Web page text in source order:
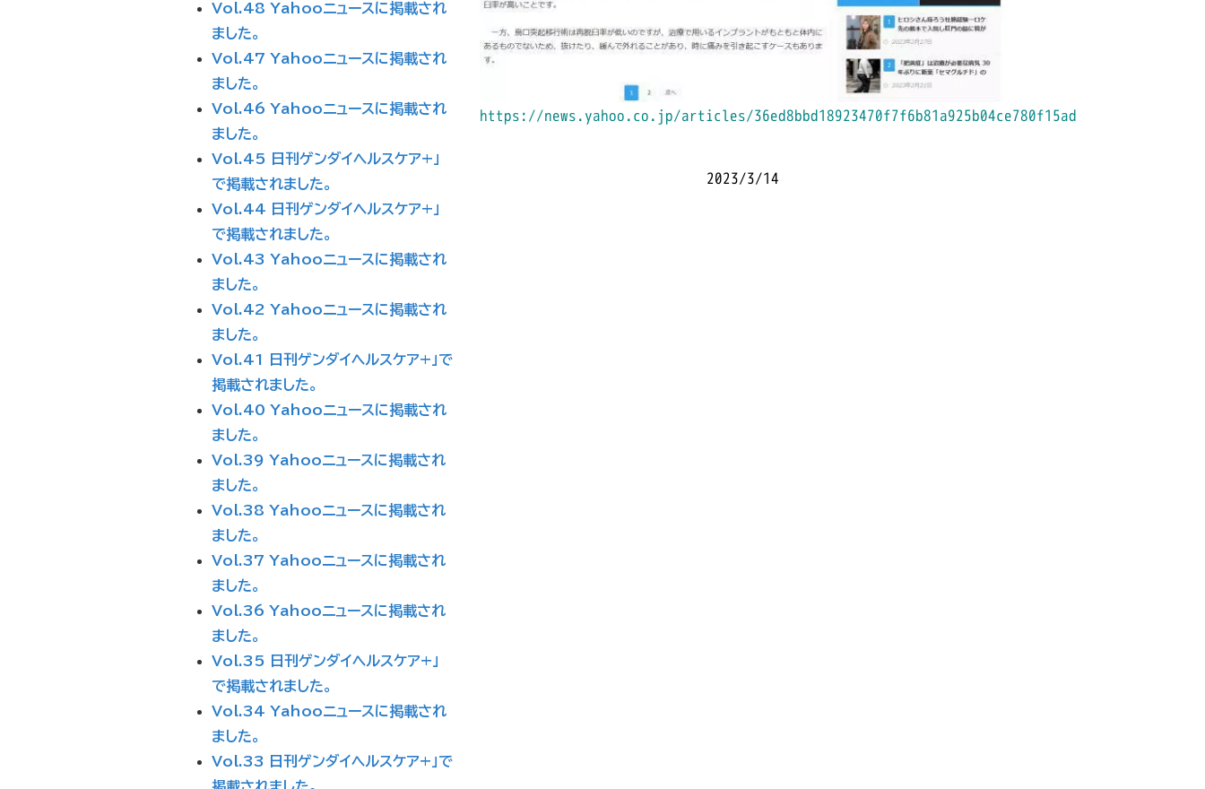
https://news.yahoo.co.jp/articles/36ed8bbd18923470f7f6b81a925b04ce780f15ad
2023/3/14
Vol.48 Yahooニュースに掲載され
ました。
Vol.47 Yahooニュースに掲載され
ました。
Vol.46 Yahooニュースに掲載され
ました。
Vol.45 日刊ゲンダイヘルスケア+」
で掲載されました。
Vol.44 日刊ゲンダイヘルスケア+」
で掲載されました。
Vol.43 Yahooニュースに掲載され
ました。
Vol.42 Yahooニュースに掲載され
ました。
Vol.41 日刊ゲンダイヘルスケア+」で
掲載されました。
Vol.40 Yahooニュースに掲載され
ました。
Vol.39 Yahooニュースに掲載され
ました。
Vol.38 Yahooニュースに掲載され
ました。
Vol.37 Yahooニュースに掲載され
ました。
Vol.36 Yahooニュースに掲載され
ました。
Vol.35 日刊ゲンダイヘルスケア+」
で掲載されました。
Vol.34 Yahooニュースに掲載され
ました。
Vol.33 日刊ゲンダイヘルスケア+」で